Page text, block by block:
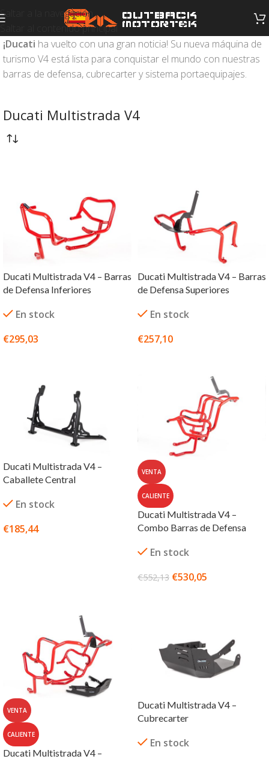
Saltar a la navegación
Saltar al contenido principal
¡Ducati ha vuelto con una gran noticia! Su nueva máquina de
turismo V4 está lista para conquistar el mundo con nuestras
barras de defensa, cubrecarter y sistema portaequipajes.
Ducati Multistrada V4
Ducati Multistrada V4 – Barras
de Defensa Inferiores
En stock
€295,03
Ducati Multistrada V4 – Barras
de Defensa Superiores
En stock
€257,10
Ducati Multistrada V4 –
Caballete Central
En stock
€185,44
VENTA
CALIENTE
Ducati Multistrada V4 –
Combo Barras de Defensa
En stock
€552,13 €530,05
VENTA
CALIENTE
Ducati Multistrada V4 –
Ducati Multistrada V4 –
Cubrecarter
En stock